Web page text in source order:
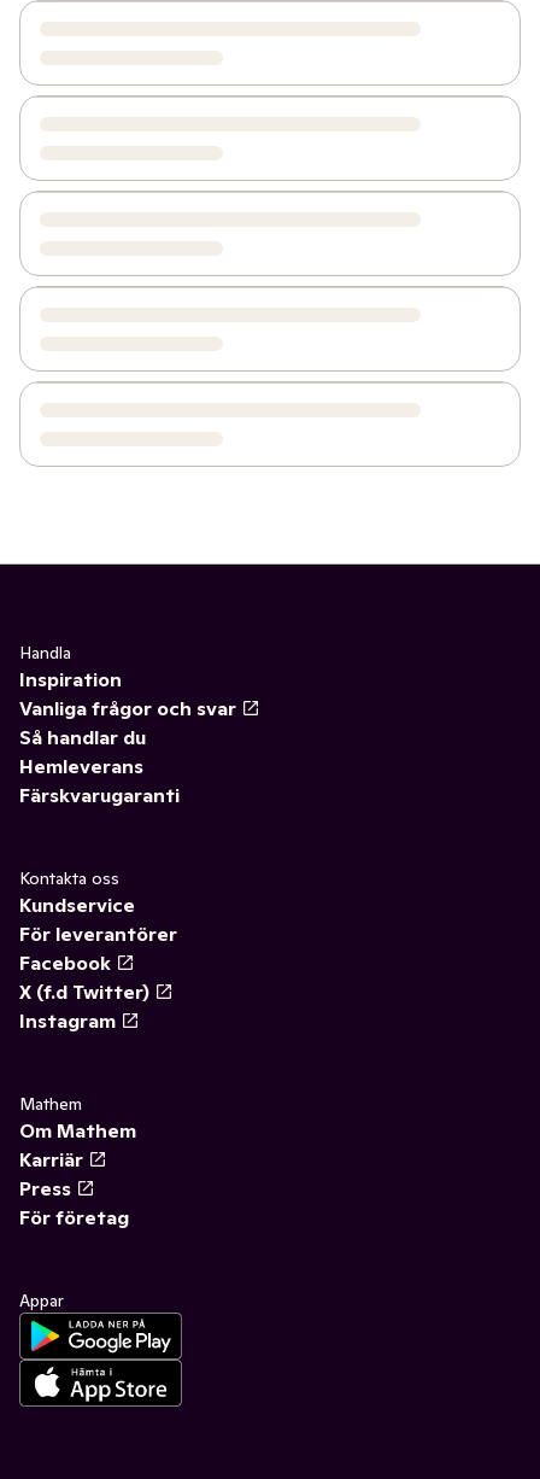
Handla
Inspiration
Vanliga frågor och svar
Så handlar du
Hemleverans
Färskvarugaranti
Kontakta oss
Kundservice
För leverantörer
Facebook
X (f.d Twitter)
Instagram
Mathem
Om Mathem
Karriär
Press
För företag
Appar